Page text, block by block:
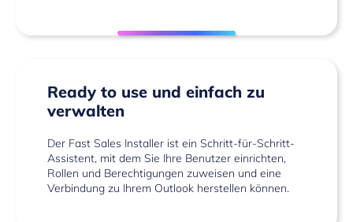
Ready to use und einfach zu
verwalten
Der Fast Sales Installer ist ein Schritt-für-Schritt-
Assistent, mit dem Sie Ihre Benutzer einrichten,
Rollen und Berechtigungen zuweisen und eine
Verbindung zu Ihrem Outlook herstellen können.